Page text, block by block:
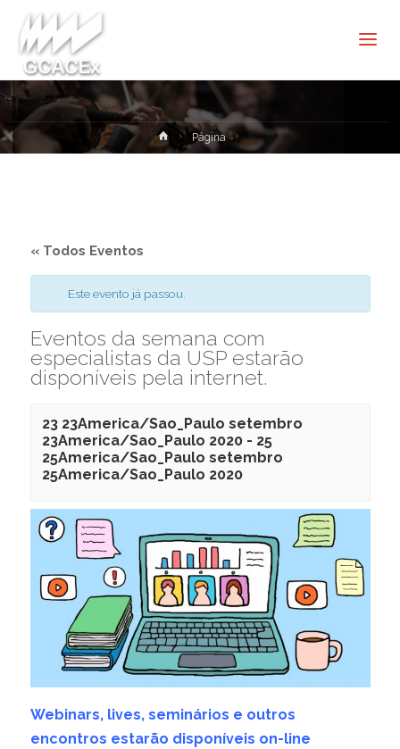
HomePágina
« Todos Eventos
Este evento já passou.
Eventos da semana com
especialistas da USP estarão
disponíveis pela internet.
23 23America/Sao_Paulo setembro
23America/Sao_Paulo 2020- 25
25America/Sao_Paulo setembro
25America/Sao_Paulo 2020
Webinars, lives, seminários e outros
encontros estarão disponíveis on-line